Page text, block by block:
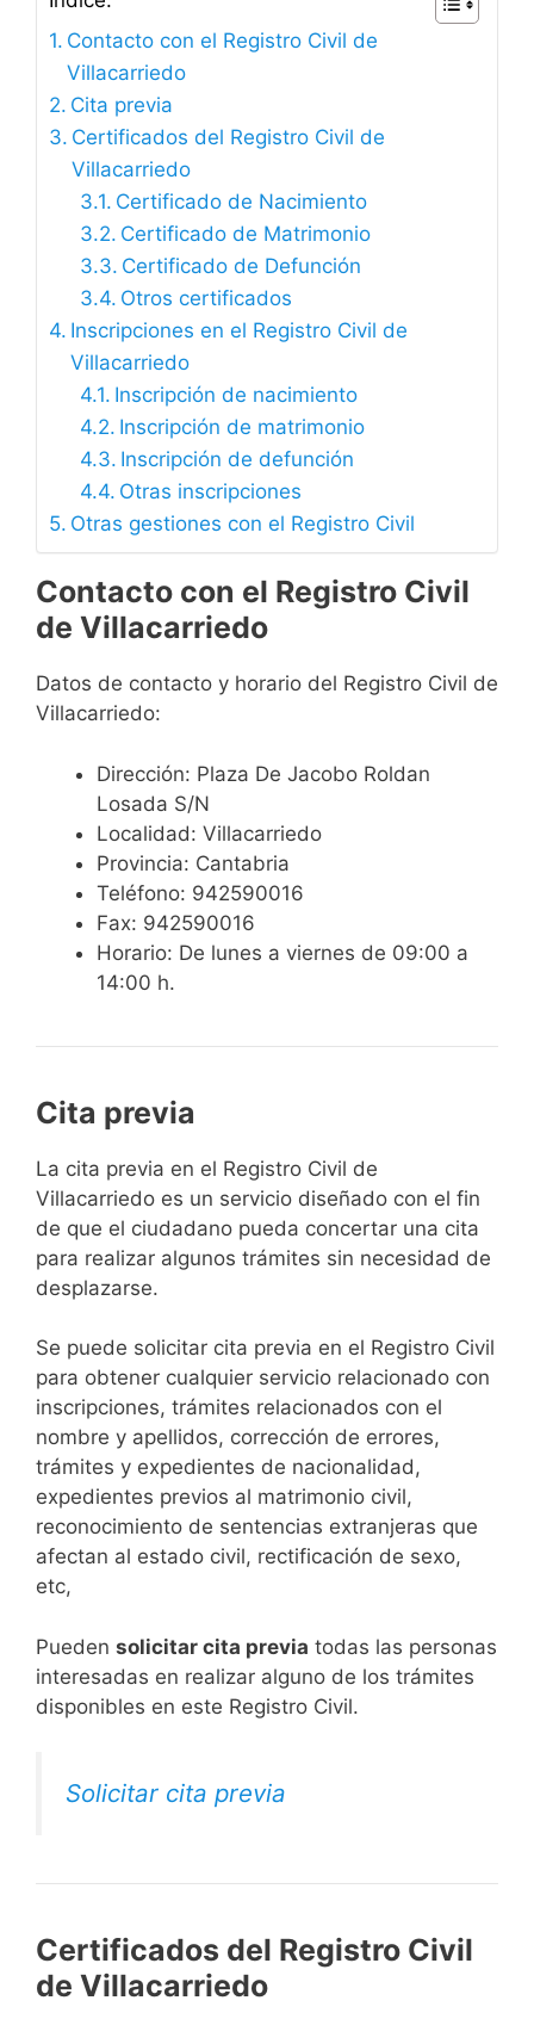
Contacto con el Registro Civil de
Villacarriedo
Cita previa
Certificados del Registro Civil de
Villacarriedo
Certificado de Nacimiento
Certificado de Matrimonio
Certificado de Defunción
Otros certificados
Inscripciones en el Registro Civil de
Villacarriedo
Inscripción de nacimiento
Inscripción de matrimonio
Inscripción de defunción
Otras inscripciones
Otras gestiones con el Registro Civil
Contacto con el Registro Civil
de Villacarriedo
Datos de contacto y horario del Registro Civil de
Villacarriedo:
Dirección: Plaza De Jacobo Roldan
Losada S/N
Localidad: Villacarriedo
Provincia: Cantabria
Teléfono: 942590016
Fax: 942590016
Horario: De lunes a viernes de 09:00 a
14:00 h.
Cita previa
​​​​​​​​​​​​​​​​​​​​​​​​​​​​La cita previa en el Registro Civil de
Villacarriedo es un servicio diseñado con el fin
de que el ciudadano pueda concertar una cita
para realizar algunos trámites sin necesidad de
desplazarse.​
Se puede solicitar cita previa en el Registro Civil
para obtener cualquier servicio relacionado con
inscripciones, trámites relacionados con el
nombre y apellidos, corrección de errores,
trámites y expedientes de nacionalidad,
expedientes previos al matrimonio civil,
reconocimiento de sentencias extranjeras que
afectan al estado civil, rectificación de sexo,
etc,
​Pueden solicitar cita previa todas las personas
interesadas en realizar alguno de los trámites
disponibles en este Registro Civil.​
Solicitar cita previa
Certificados del Registro Civil
de Villacarriedo